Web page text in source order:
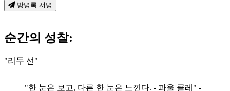
방명록 서명
순간의 성찰:
"리두 선"
"한 눈은 보고, 다른 한 눈은 느낀다. - 파울 클레" -